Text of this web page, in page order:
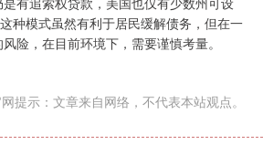
种模式虽然有利于居民缓解债务，但在一
险，在目前环境下，需要谨慎考量。
提示：文章来自网络，不代表本站观点。